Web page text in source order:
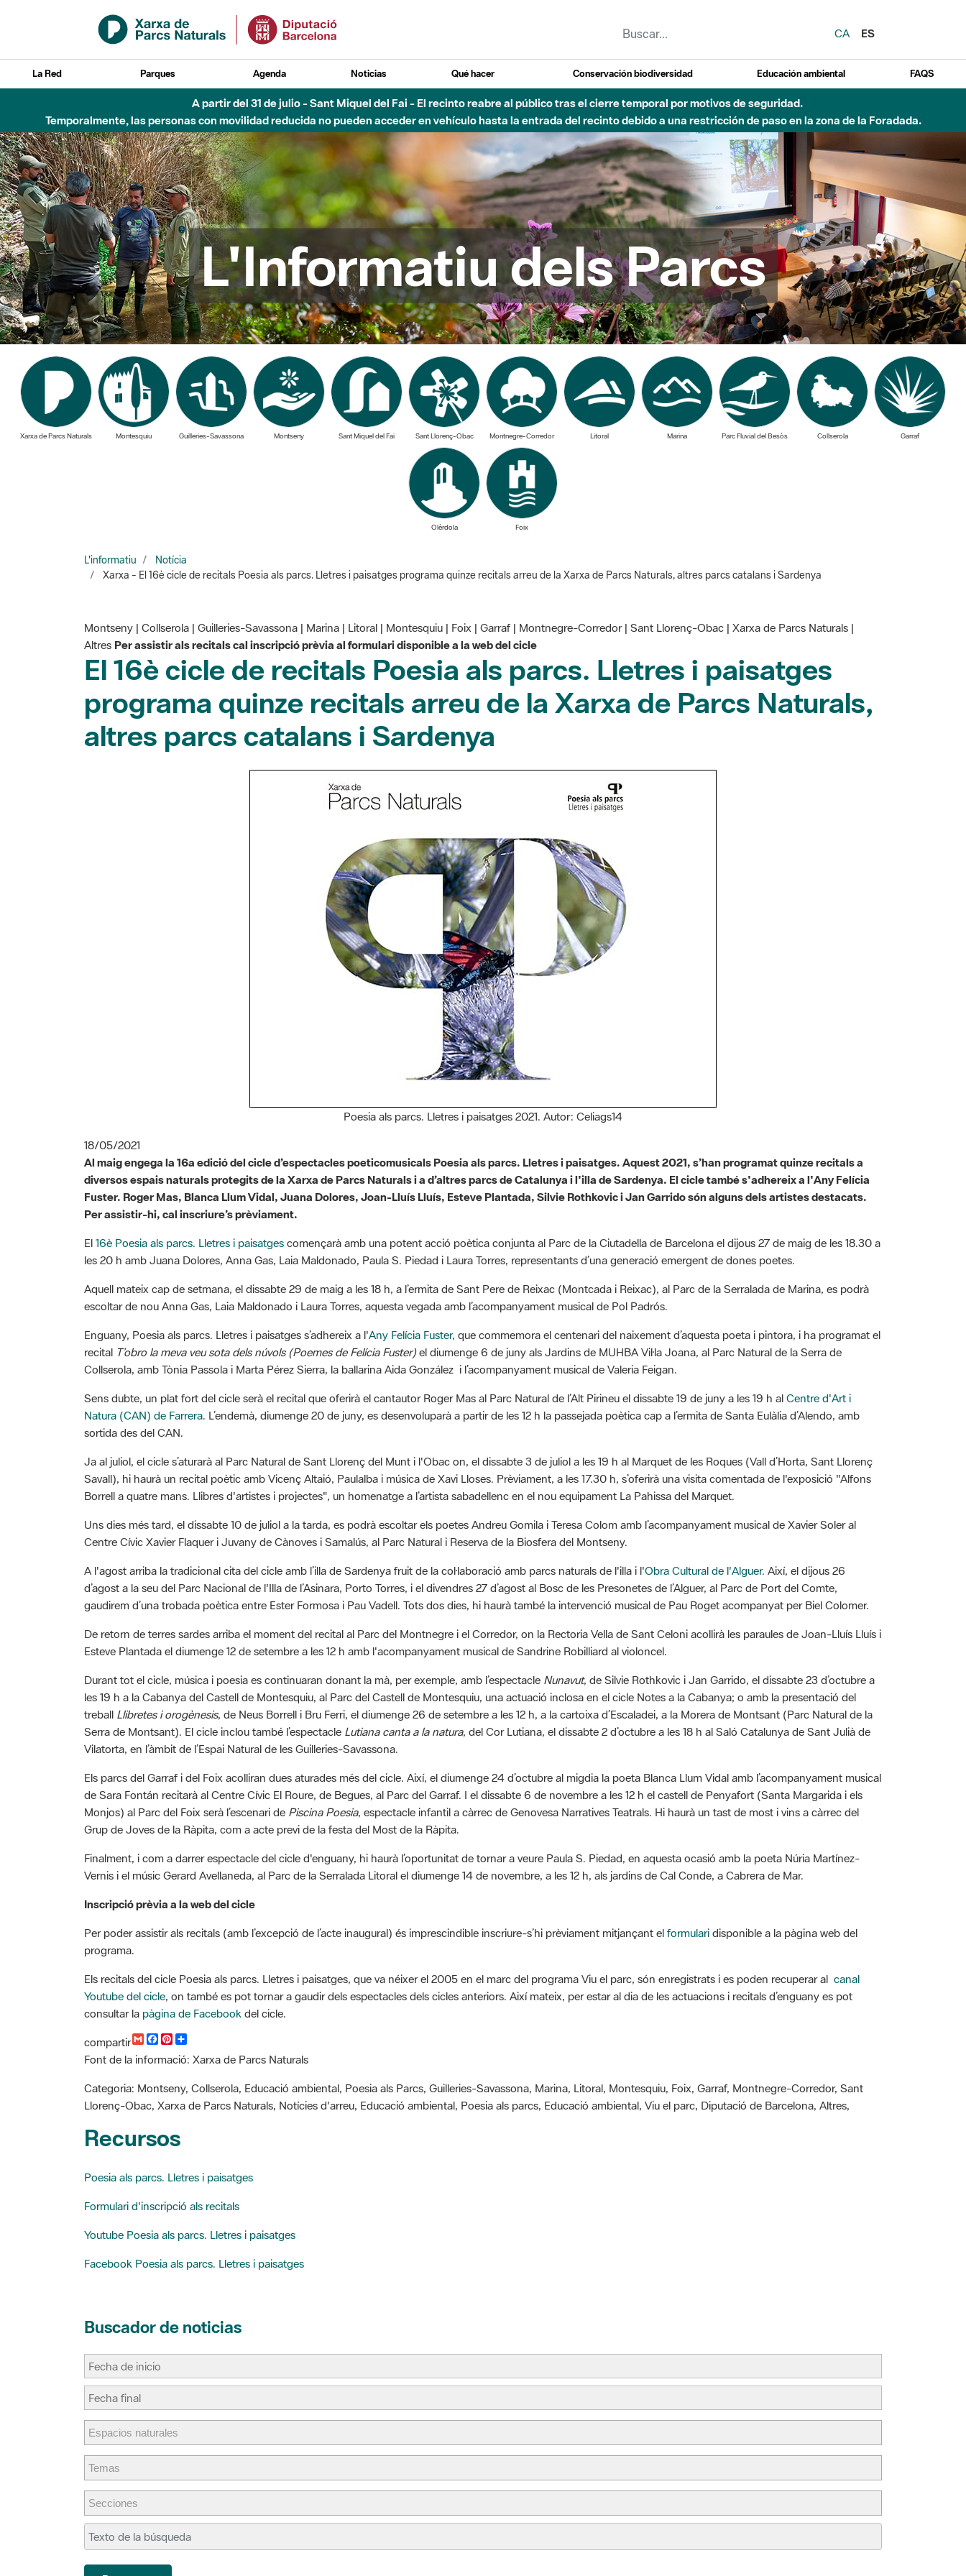
Saltar al contenido principal
CA
ES
La Red Parques Agenda Noticias Qué hacer Conservación biodiversidad Educación ambiental FAQS
Hasta diciembre de 2026 - Parque Fluvial Besós - Afectaciones en el cauce del Parque Fluvial del Besòs debido a obras de construcción de una pasarela sobre el río
L'Informatiu dels Parcs
Xarxa de Parcs Naturals Montesquiu Guilleries-Savassona Sant Miquel del Fai Sant Llorenç-Obac Montnegre-Corredor Parc Fluvial del Besòs
Olèrdola Foix
Xarxa - El 16è cicle de recitals Poesia als parcs. Lletres i paisatges programa quinze recitals arreu de la Xarxa de Parcs Naturals, altres parcs catalans i Sardenya
AltresPer assistir als recitals cal inscripció prèvia al formulari disponible a la web del cicle
El 16è cicle de recitals Poesia als parcs. Lletres i paisatges
programa quinze recitals arreu de la Xarxa de Parcs Naturals,
altres parcs catalans i Sardenya
Al maig engega la 16a edició del cicle d’espectacles poeticomusicals Poesia als parcs. Lletres i paisatges. Aquest 2021, s’han programat quinze recitals a
diversos espais naturals protegits de la Xarxa de Parcs Naturals i a d’altres parcs de Catalunya i l'illa de Sardenya. El cicle també s'adhereix a l'Any Felícia
Fuster. Roger Mas, Blanca Llum Vidal, Juana Dolores, Joan-Lluís Lluís, Esteve Plantada, Silvie Rothkovic i Jan Garrido són alguns dels artistes destacats.
Per assistir-hi, cal inscriure’s prèviament.
16è Poesia als parcs. Lletres i paisatges
les 20 h amb Juana Dolores, Anna Gas, Laia Maldonado, Paula S. Piedad i Laura Torres, representants d’una generació emergent de dones poetes.
Aquell mateix cap de setmana, el dissabte 29 de maig a les 18 h, a l’ermita de Sant Pere de Reixac (Montcada i Reixac), al Parc de la Serralada de Marina, es podrà
escoltar de nou Anna Gas, Laia Maldonado i Laura Torres, aquesta vegada amb l’acompanyament musical de Pol Padrós.
Any Felícia Fuster
, que commemora el centenari del naixement d’aquesta poeta i pintora, i ha programat el
recitalT’obro la meva veu sota dels núvols (Poemes de Felícia Fuster)el diumenge 6 de juny als Jardins de MUHBA Vil·la Joana, al Parc Natural de la Serra de
Collserola, amb Tònia Passola i Marta Pérez Sierra, la ballarina Aida González i l’acompanyament musical de Valeria Feigan.
Sens dubte, un plat fort del cicle serà el recital que oferirà el cantautor Roger Mas al Parc Natural de l’Alt Pirineu el dissabte 19 de juny a les 19 h al
Natura (CAN) de Farrera. L’endemà, diumenge 20 de juny, es desenvoluparà a partir de les 12 h la passejada poètica cap a l’ermita de Santa Eulàlia d’Alendo, amb
sortida des del CAN.
Savall), hi haurà un recital poètic amb Vicenç Altaió, Paulalba i música de Xavi Lloses. Prèviament, a les 17.30 h, s’oferirà una visita comentada de l'exposició "Alfons
Borrell a quatre mans. Llibres d'artistes i projectes", un homenatge a l’artista sabadellenc en el nou equipament La Pahissa del Marquet.
Uns dies més tard, el dissabte 10 de juliol a la tarda, es podrà escoltar els poetes Andreu Gomila i Teresa Colom amb l’acompanyament musical de Xavier Soler al
Centre Cívic Xavier Flaquer i Juvany de Cànoves i Samalús, al Parc Natural i Reserva de la Biosfera del Montseny.
A l'agost arriba la tradicional cita del cicle amb l’illa de Sardenya fruit de la col·laboració amb parcs naturals de l'illa i l'
d’agost a la seu del Parc Nacional de l'Illa de l’Asinara, Porto Torres, i el divendres 27 d’agost al Bosc de les Presonetes de l’Alguer, al Parc de Port del Comte,
gaudirem d’una trobada poètica entre Ester Formosa i Pau Vadell. Tots dos dies, hi haurà també la intervenció musical de Pau Roget acompanyat per Biel Colomer.
De retorn de terres sardes arriba el moment del recital al Parc del Montnegre i el Corredor, on la Rectoria Vella de Sant Celoni acollirà les paraules de Joan-Lluís Lluís i
Esteve Plantada el diumenge 12 de setembre a les 12 h amb l'acompanyament musical de Sandrine Robilliard al violoncel.
Durant tot el cicle, música i poesia es continuaran donant la mà, per exemple, amb l’espectacle
les 19 h a la Cabanya del Castell de Montesquiu, al Parc del Castell de Montesquiu, una actuació inclosa en el cicle Notes a la Cabanya; o amb la presentació del
treballLlibretes i orogènesis, de Neus Borrell i Bru Ferri, el diumenge 26 de setembre a les 12 h, a la cartoixa d’Escaladei, a la Morera de Montsant (Parc Natural de la
Serra de Montsant). El cicle inclou també l’espectacleLutiana canta a la natura, del Cor Lutiana, el dissabte 2 d’octubre a les 18 h al Saló Catalunya de Sant Julià de
Vilatorta, en l’àmbit de l’Espai Natural de les Guilleries-Savassona.
Els parcs del Garraf i del Foix acolliran dues aturades més del cicle. Així, el diumenge 24 d’octubre al migdia la poeta Blanca Llum Vidal amb l’acompanyament musical
de Sara Fontán recitarà al Centre Cívic El Roure, de Begues, al Parc del Garraf. I el dissabte 6 de novembre a les 12 h el castell de Penyafort (Santa Margarida i els
Monjos) al Parc del Foix serà l’escenari dePiscina Poesia, espectacle infantil a càrrec de Genovesa Narratives Teatrals. Hi haurà un tast de most i vins a càrrec del
Grup de Joves de la Ràpita, com a acte previ de la festa del Most de la Ràpita.
Finalment, i com a darrer espectacle del cicle d'enguany, hi haurà l’oportunitat de tornar a veure Paula S. Piedad, en aquesta ocasió amb la poeta Núria Martínez-
Vernis i el músic Gerard Avellaneda, al Parc de la Serralada Litoral el diumenge 14 de novembre, a les 12 h, als jardins de Cal Conde, a Cabrera de Mar.
Per poder assistir als recitals (amb l’excepció de l’acte inaugural) és imprescindible inscriure-s’hi prèviament mitjançant el
programa.
Els recitals del cicle Poesia als parcs. Lletres i paisatges, que va néixer el 2005 en el marc del programa Viu el parc, són enregistrats i es poden recuperar al
Youtube del cicle, on també es pot tornar a gaudir dels espectacles dels cicles anteriors. Així mateix, per estar al dia de les actuacions i recitals d’enguany es pot
consultar la pàgina de Facebookdel cicle.
G
m
a
i
l
F
a
c
e
b
o
k
P
n
t
e
e
s
t
C
p
a
t
i
r
Font de la informació: Xarxa de Parcs Naturals
Llorenç-Obac, Xarxa de Parcs Naturals, Notícies d'arreu, Educació ambiental, Poesia als parcs, Educació ambiental, Viu el parc, Diputació de Barcelona, Altres,
Recursos
Formulari d'inscripció als recitals
Youtube Poesia als parcs. Lletres i paisatges
Facebook Poesia als parcs. Lletres i paisatges
Buscar